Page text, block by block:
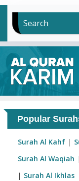
Search
Popular
Surah Al Kahf |
Surah Al Waqiah |
| Surah Al Ikhlas